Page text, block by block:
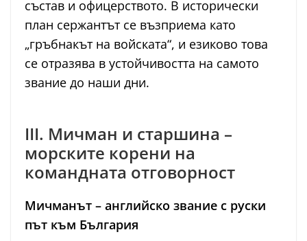
състав и офицерството. В исторически
план сержантът се възприема като
„гръбнакът на войската“, и езиково това
се отразява в устойчивостта на самото
звание до наши дни.
III. Мичман и старшина –
морските корени на
командната отговорност
Мичманът – английско звание с руски
път към България